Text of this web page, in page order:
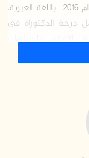
الباحثان، أو مؤلفا الكتاب، الذي صدر عام 2016 باللغة العبرية،
درجة الدكتوراة في
والسياسات
الذي يحمل درجة
تناول الفصل الأول
الديمقراطية، فيما